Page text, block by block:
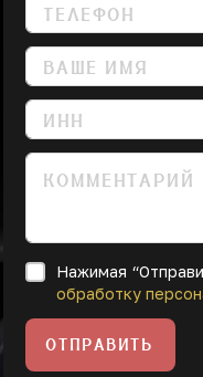
Нажимая
обработку
ОТПРАВИТЬ